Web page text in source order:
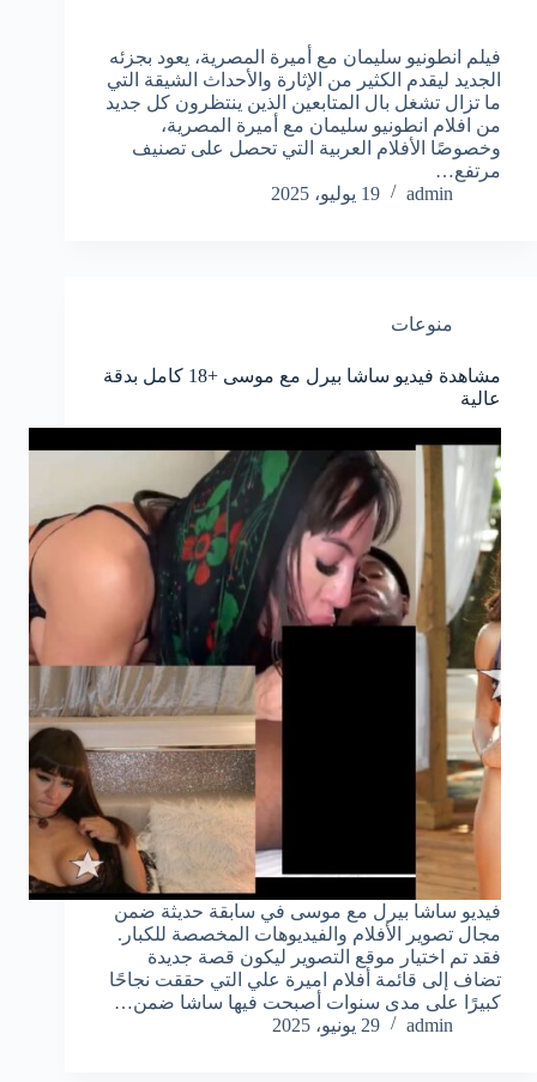
فيلم انطونيو سليمان مع أميرة المصرية، يعود بجزئه
الجديد ليقدم الكثير من الإثارة والأحداث الشيقة التي
ما تزال تشغل بال المتابعين الذين ينتظرون كل جديد
من افلام انطونيو سليمان مع أميرة المصرية،
وخصوصًا الأفلام العربية التي تحصل على تصنيف
مرتفع…
admin
19 يوليو، 2025
منوعات
مشاهدة فيديو ساشا بيرل مع موسى +18 كامل بدقة
عالية
فيديو ساشا بيرل مع موسى في سابقة حديثة ضمن
مجال تصوير الأفلام والفيديوهات المخصصة للكبار.
فقد تم اختيار موقع التصوير ليكون قصة جديدة
تضاف إلى قائمة أفلام اميرة علي التي حققت نجاحًا
كبيرًا على مدى سنوات أصبحت فيها ساشا ضمن…
admin
29 يونيو، 2025